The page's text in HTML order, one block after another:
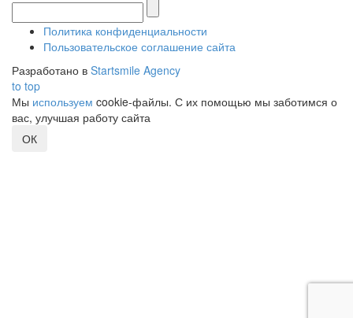
Политика конфиденциальности
Пользовательское соглашение сайта
Разработано в Startsmile Agency
to top
Мы используем cookie-файлы. С их помощью мы заботимся о
вас, улучшая работу сайта
ОК